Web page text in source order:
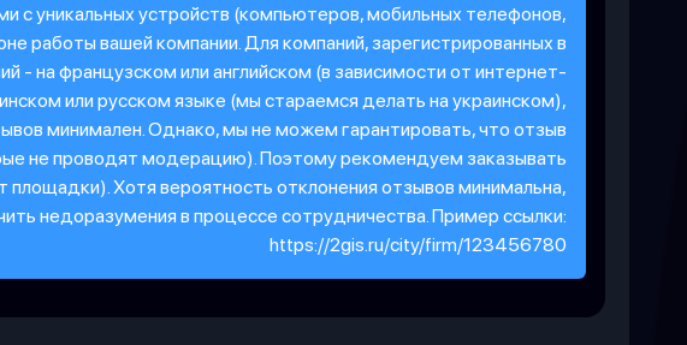
с уникальных устройств (компьютеров, мобильных телефонов,
работы вашей компании. Для компаний, зарегистрированных в
- на французском или английском (в зависимости от интернет-
или русском языке (мы стараемся делать на украинском),
минимален. Однако, мы не можем гарантировать, что отзыв
не проводят модерацию). Поэтому рекомендуем заказывать
Хотя вероятность отклонения отзывов минимальна,
недоразумения в процессе сотрудничества. Пример ссылки:
https://2gis.ru/city/firm/123456780